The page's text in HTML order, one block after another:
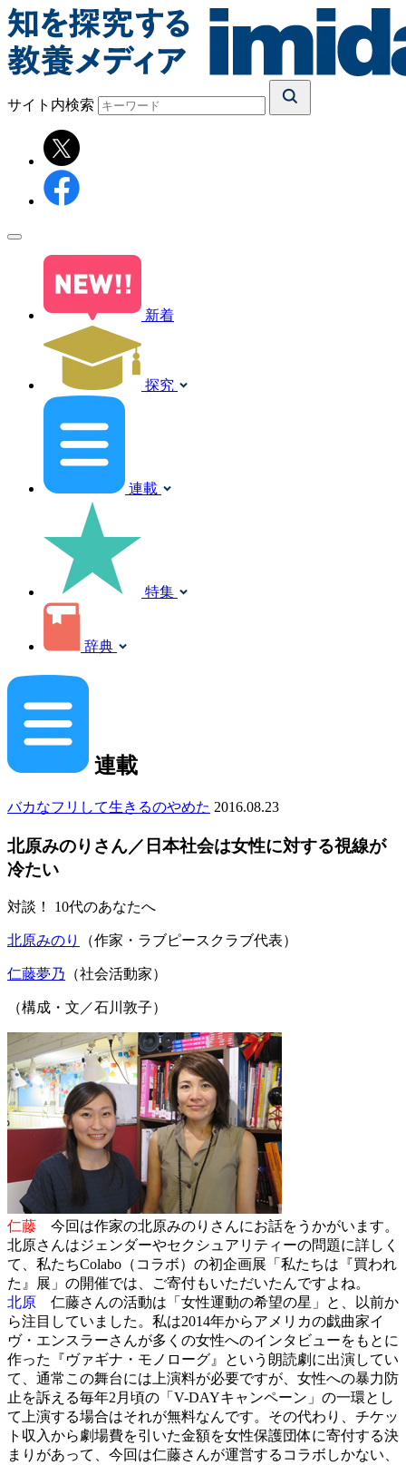
サイト内検索
新着
探究
連載
特集
辞典
連載
バカなフリして生きるのやめた 2016.08.23
北原みのりさん／日本社会は女性に対する視線が
冷たい
対談！ 10代のあなたへ
北原みのり （作家・ラブピースクラブ代表）
仁藤夢乃 （社会活動家）
（構成・文／石川敦子）
仁藤 今回は作家の北原みのりさんにお話をうかがいます。
北原さんはジェンダーやセクシュアリティーの問題に詳しく
て、私たちColabo（コラボ）の初企画展「私たちは『買われ
た』展」の開催では、ご寄付もいただいたんですよね。
北原 仁藤さんの活動は「女性運動の希望の星」と、以前か
ら注目していました。私は2014年からアメリカの戯曲家イ
ヴ・エンスラーさんが多くの女性へのインタビューをもとに
作った『ヴァギナ・モノローグ』という朗読劇に出演してい
て、通常この舞台には上演料が必要ですが、女性への暴力防
止を訴える毎年2月頃の「V-DAYキャンペーン」の一環とし
て上演する場合はそれが無料なんです。その代わり、チケッ
ト収入から劇場費を引いた金額を女性保護団体に寄付する決
まりがあって、今回は仁藤さんが運営するコラボしかない、